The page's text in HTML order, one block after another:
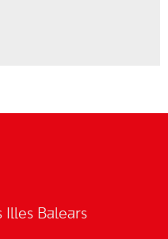
Illes Balears